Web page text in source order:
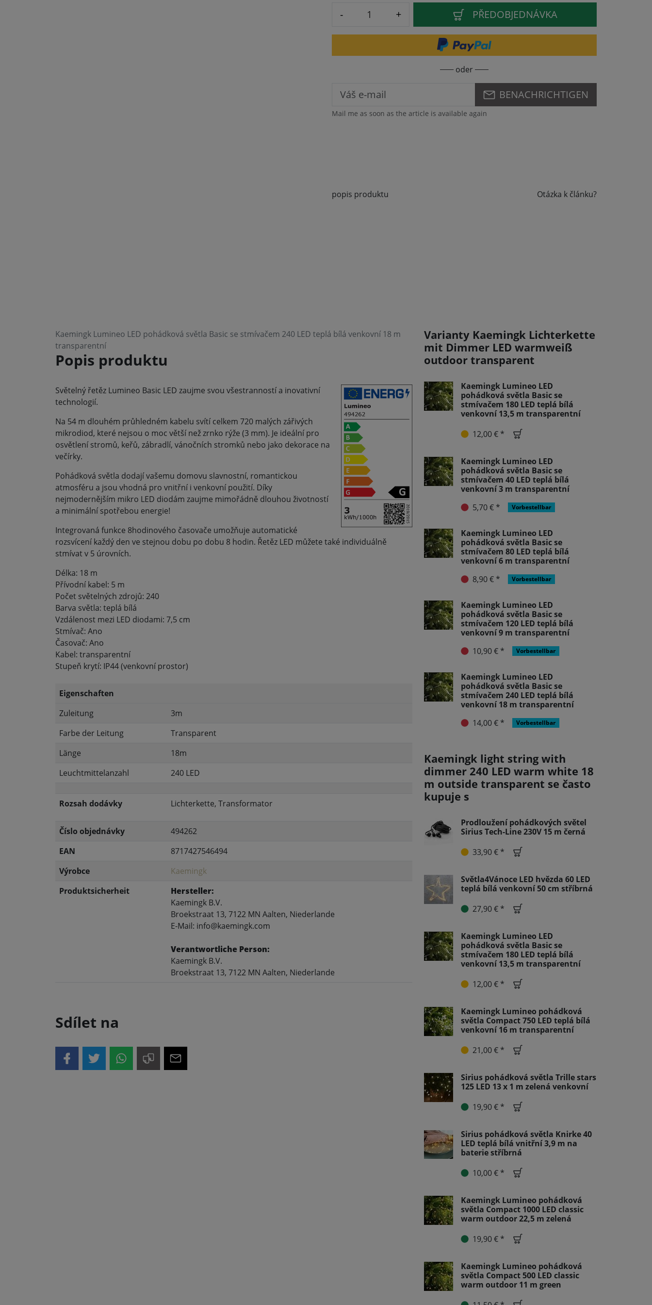
- + PŘEDOBJEDNÁVKA
oder
BENACHRICHTIGEN
Mail me as soon as the article is available again
popis produktu Otázka k článku?
Kaemingk Lumineo LED pohádková světla Basic se stmívačem 240 LED teplá bílá venkovní 18 m
transparentní
Popis produktu
Světelný řetěz Lumineo Basic LED zaujme svou všestranností a inovativní
technologií.
Na 54 m dlouhém průhledném kabelu svítí celkem 720 malých zářivých
mikrodiod, které nejsou o moc větší než zrnko rýže (3 mm). Je ideální pro
osvětlení stromů, keřů, zábradlí, vánočních stromků nebo jako dekorace na
večírky.
Pohádková světla dodají vašemu domovu slavnostní, romantickou
atmosféru a jsou vhodná pro vnitřní i venkovní použití. Díky
nejmodernějším mikro LED diodám zaujme mimořádně dlouhou životností
a minimální spotřebou energie!
Integrovaná funkce 8hodinového časovače umožňuje automatické
rozsvícení každý den ve stejnou dobu po dobu 8 hodin. Řetěz LED můžete také individuálně
stmívat v 5 úrovních.
Délka: 18 m
Přívodní kabel: 5 m
Počet světelných zdrojů: 240
Barva světla: teplá bílá
Vzdálenost mezi LED diodami: 7,5 cm
Stmívač: Ano
Časovač: Ano
Kabel: transparentní
Stupeň krytí: IP44 (venkovní prostor)
Eigenschaften
Zuleitung
3m
Farbe der Leitung
Transparent
Länge
18m
Leuchtmittelanzahl
240 LED
Rozsah dodávky Lichterkette, Transformator
Číslo objednávky
494262
EAN
8717427546494
Výrobce
Kaemingk
Produktsicherheit
Hersteller:
Kaemingk B.V.
Broekstraat 13, 7122 MN Aalten, Niederlande
E-Mail: info@kaemingk.com
Verantwortliche Person:
Kaemingk B.V.
Broekstraat 13, 7122 MN Aalten, Niederlande
Sdílet na
Varianty Kaemingk Lichterkette
mit Dimmer LED warmweiß
outdoor transparent
Kaemingk Lumineo LED
pohádková světla Basic se
stmívačem 180 LED teplá bílá
venkovní 13,5 m transparentní
12,00 € *
Kaemingk Lumineo LED
pohádková světla Basic se
stmívačem 40 LED teplá bílá
venkovní 3 m transparentní
5,70 € *
Vorbestellbar
Kaemingk Lumineo LED
pohádková světla Basic se
stmívačem 80 LED teplá bílá
venkovní 6 m transparentní
8,90 € *
Vorbestellbar
Kaemingk Lumineo LED
pohádková světla Basic se
stmívačem 120 LED teplá bílá
venkovní 9 m transparentní
10,90 € *
Vorbestellbar
Kaemingk Lumineo LED
pohádková světla Basic se
stmívačem 240 LED teplá bílá
venkovní 18 m transparentní
14,00 € *
Vorbestellbar
Kaemingk light string with
dimmer 240 LED warm white 18
m outside transparent se často
kupuje s
Prodloužení pohádkových světel
Sirius Tech-Line 230V 15 m černá
33,90 € *
Světla4Vánoce LED hvězda 60 LED
teplá bílá venkovní 50 cm stříbrná
27,90 € *
Kaemingk Lumineo LED
pohádková světla Basic se
stmívačem 180 LED teplá bílá
venkovní 13,5 m transparentní
12,00 € *
Kaemingk Lumineo pohádková
světla Compact 750 LED teplá bílá
venkovní 16 m transparentní
21,00 € *
Sirius pohádková světla Trille stars
125 LED 13 x 1 m zelená venkovní
19,90 € *
Sirius pohádková světla Knirke 40
LED teplá bílá vnitřní 3,9 m na
baterie stříbrná
10,00 € *
Kaemingk Lumineo pohádková
světla Compact 1000 LED classic
warm outdoor 22,5 m zelená
19,90 € *
Kaemingk Lumineo pohádková
světla Compact 500 LED classic
warm outdoor 11 m green